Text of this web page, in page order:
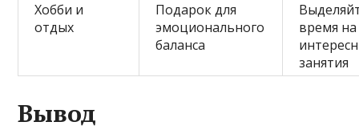
Хобби и
отдых
Подарок для
эмоционального
баланса
время на
занятия
Вывод